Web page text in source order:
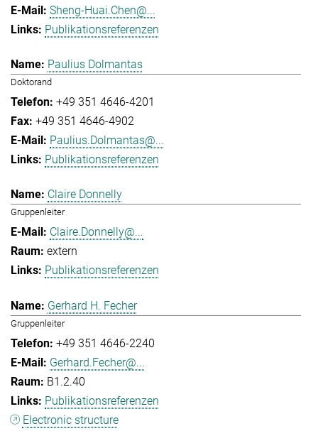
Sheng-Huai.Chen@...
Publikationsreferenzen
Paulius Dolmantas
Doktorand
+49 351 4646-4201
+49 351 4646-4902
Paulius.Dolmantas@...
Publikationsreferenzen
Claire Donnelly
Gruppenleiter
Claire.Donnelly@...
extern
Publikationsreferenzen
Gerhard H. Fecher
Gruppenleiter
+49 351 4646-2240
Gerhard.Fecher@...
B1.2.40
Publikationsreferenzen
Electronic structure